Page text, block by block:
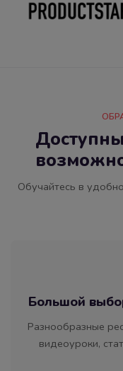
Обучайтесь в
Большой
Разнообразные
видеоуроки,